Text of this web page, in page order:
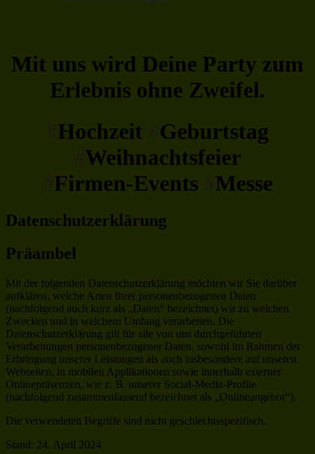
Mit uns wird Deine Party zum
Erlebnis ohne Zweifel.
Hochzeit
Geburtstag
Weihnachtsfeier
Firmen-Events Messe
Datenschutzerklärung
Präambel
Mit der folgenden Datenschutzerklärung möchten wir Sie darüber
aufklären, welche Arten Ihrer personenbezogenen Daten
(nachfolgend auch kurz als „Daten“ bezeichnet) wir zu welchen
Zwecken und in welchem Umfang verarbeiten. Die
Datenschutzerklärung gilt für alle von uns durchgeführten
Verarbeitungen personenbezogener Daten, sowohl im Rahmen der
Erbringung unserer Leistungen als auch insbesondere auf unseren
Webseiten, in mobilen Applikationen sowie innerhalb externer
Onlinepräsenzen, wie z. B. unserer Social-Media-Profile
(nachfolgend zusammenfassend bezeichnet als „Onlineangebot“).
Die verwendeten Begriffe sind nicht geschlechtsspezifisch.
Stand: 24. April 2024